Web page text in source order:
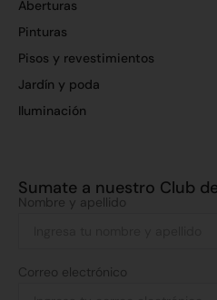
Aberturas
Pinturas
Pisos y revestimientos
Jardín y poda
Iluminación
Sumate a nuestro Club
Nombre y apellido
Correo electrónico